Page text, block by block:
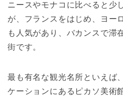
ニースやモナコに比べると少
が、フランスをはじめ、ヨー
も人気があり、バカンスで滞
街です。
最も有名な観光名所といえば
ケーションにあるピカソ美術